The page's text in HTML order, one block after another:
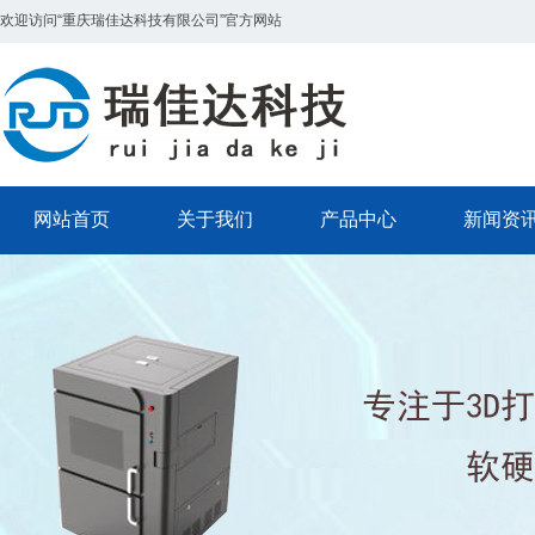
欢迎访问“重庆瑞佳达科技有限公司”官方网站
网站首页 关于我们 产品中心 新闻资